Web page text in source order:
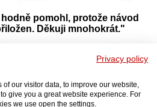
pomohl, protože návod
Děkuji mnohokrát."
v naší online knihovně, manuály a
Privacy policy
our visitor data, to improve our website,
give you a great website experience. For
we use open the settings.